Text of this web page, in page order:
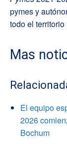
pymes y
todo el
Mas
El equipo
2026
Bochum